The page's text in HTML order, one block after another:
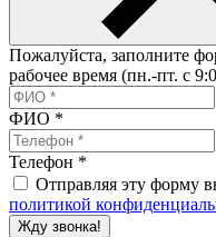
Пожалуйста, заполните
рабочее время (пн.-пт. с
ФИО *
Телефон *
Отправляя эту форму
политикой
Жду звонка!